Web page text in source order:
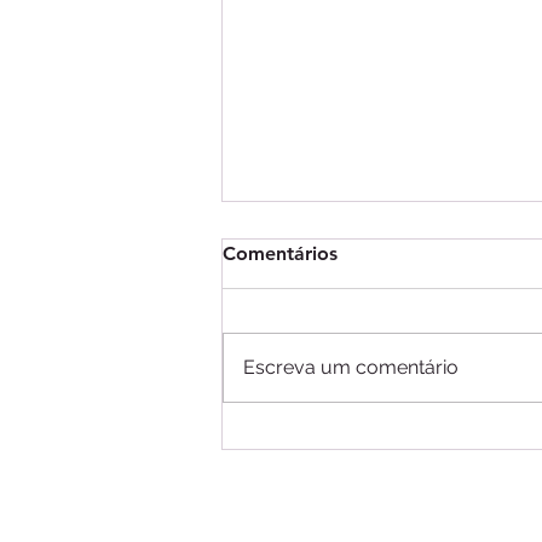
Comentários
Escreva um comentário